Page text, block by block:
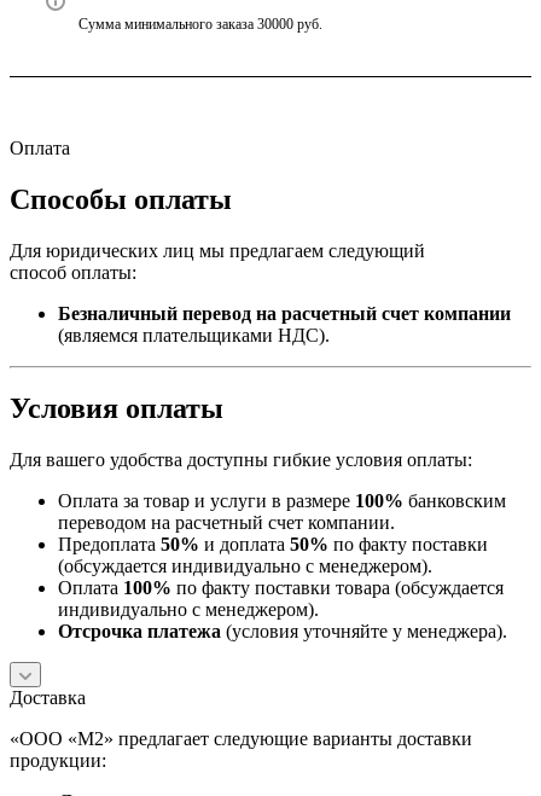
Сумма минимального заказа 30000 руб.
Оплата
Способы оплаты
Для юридических лиц мы предлагаем следующий
способ оплаты:
Безналичный перевод на расчетный счет компании
(являемся плательщиками НДС).
Условия оплаты
Для вашего удобства доступны гибкие условия оплаты:
Оплата за товар и услуги в размере 100% банковским
переводом на расчетный счет компании.
Предоплата 50% и доплата 50% по факту поставки
(обсуждается индивидуально с менеджером).
Оплата 100% по факту поставки товара (обсуждается
индивидуально с менеджером).
Отсрочка платежа (условия уточняйте у менеджера).
Доставка
«ООО «М2» предлагает следующие варианты доставки
продукции: